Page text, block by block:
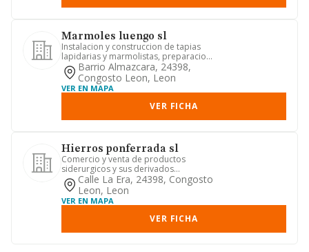
Marmoles luengo sl
Instalacion y construccion de tapias
lapidarias y marmolistas, preparacion
y construccion de estruc...
Barrio Almazcara, 24398,
Congosto Leon, Leon
VER EN MAPA
VER FICHA
Hierros ponferrada sl
Comercio y venta de productos
siderurgicos y sus derivados
adquisicion de vehiculos adquisicion,
ex...
Calle La Era, 24398, Congosto
Leon, Leon
VER EN MAPA
VER FICHA